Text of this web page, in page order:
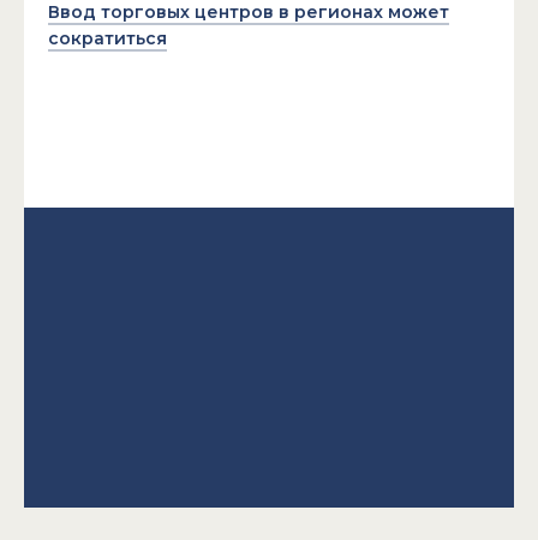
Ввод торговых центров в регионах может
сократиться